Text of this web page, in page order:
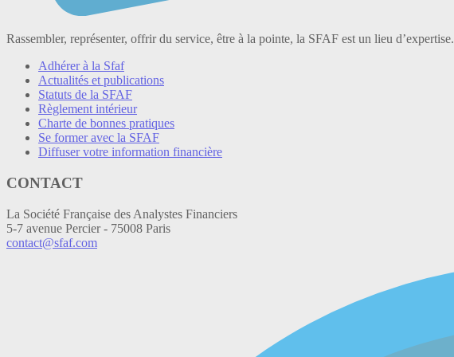
Rassembler, représenter, offrir du service, être à la pointe, la SFAF est un lieu d’expertise.
Adhérer à la Sfaf
Actualités et publications
Statuts de la SFAF
Règlement intérieur
Charte de bonnes pratiques
Se former avec la SFAF
Diffuser votre information financière
CONTACT
La Société Française des Analystes Financiers
5-7 avenue Percier - 75008 Paris
contact@sfaf.com